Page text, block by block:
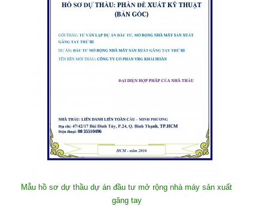
Mẫu hồ sơ dự thầu dự án đầu tư mở rộng nhà máy sản xuất
găng tay